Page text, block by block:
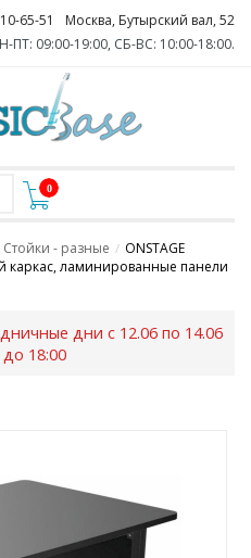
Москва, Бутырский вал, 52
65-51
09:00-19:00, СБ-ВС: 10:00-18:00.
0
Стойки - разные / ONSTAGE
каркас, ламинированные панели
дни с 12.06 по 14.06
до 18:00